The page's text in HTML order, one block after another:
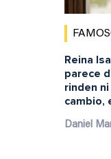
Reina
parece
rinden
cambio,
Daniel